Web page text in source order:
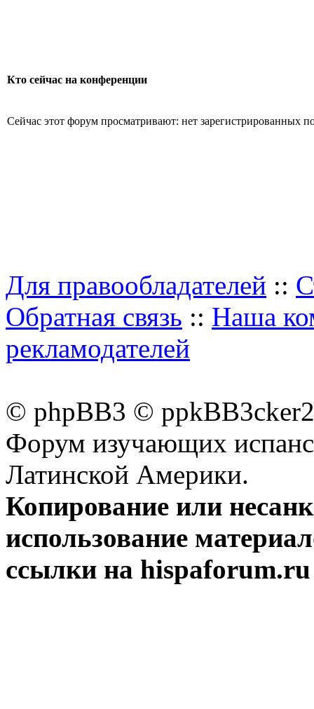
Кто сейчас на конференции
Сейчас этот форум просматривают: нет зарегистрированных
Для правообладателей ::
Обратная связь :: Наша
рекламодателей
© phpBB3 ©
Форум изучающих
Латинской Америки.
Копирование или
использование
ссылки на hispaforum.ru